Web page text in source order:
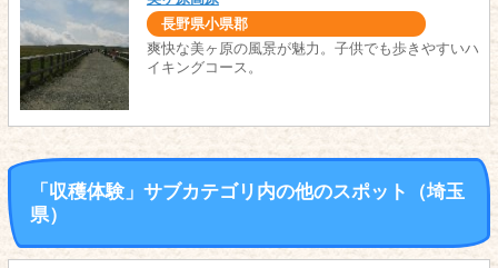
長野県小県郡
爽快な美ヶ原の風景が魅力。子供でも歩きやすいハ
イキングコース。
「収穫体験」サブカテゴリ内の他のスポット（埼玉
県）